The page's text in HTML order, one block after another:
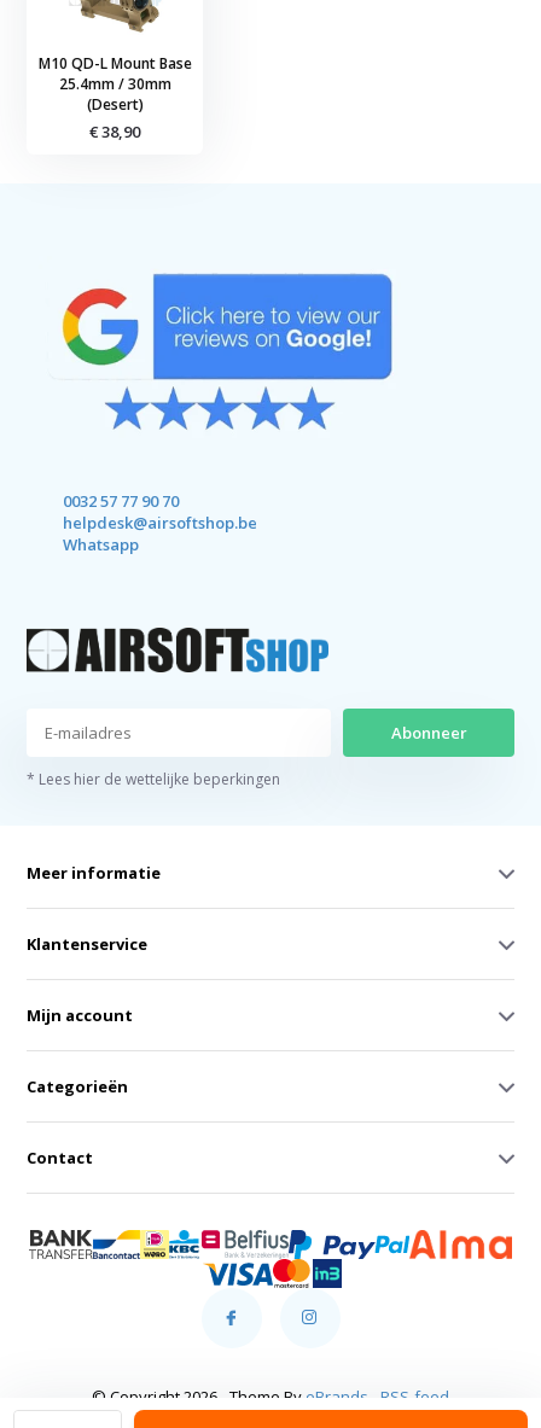
M10 QD-L Mount Base
25.4mm / 30mm
(Desert)
€ 38,90
0032 57 77 90 70
helpdesk@airsoftshop.be
Whatsapp
Abonneer
* Lees hier de wettelijke beperkingen
Meer informatie
Klantenservice
Mijn account
Categorieën
Contact
© Copyright 2026 - Theme By eBrands RSS-feed